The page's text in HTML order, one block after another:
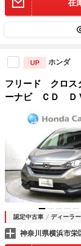
在
UP ホンダ
フリード クロス
ーナビ ＣＤ Ｄ
Ｂｌｕｅｔｏｏ
側電動スライド
突軽減 車線逸脱
認定中古車 ディーラ
神奈川県横浜市栄